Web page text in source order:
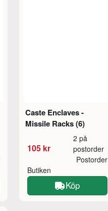
Caste Enclaves -
Missile Racks (6)
105 kr
2 på
postorder
Butiken
Postorder
Köp